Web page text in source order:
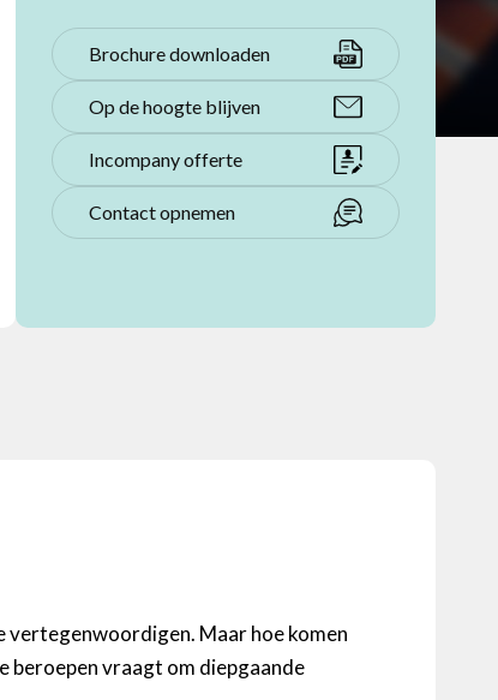
Brochure downloaden
Op de hoogte blijven
Incompany offerte
Contact opnemen
vertegenwoordigen. Maar hoe komen
beroepen vraagt om diepgaande